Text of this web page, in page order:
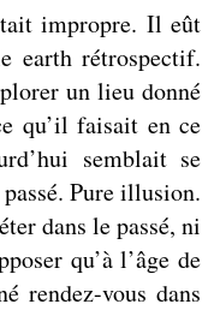
impropre. Il eût
earth rétrospectif.
un lieu donné
qu’il faisait en ce
semblait se
Pure illusion.
dans le passé, ni
qu’à l’âge de
rendez-vous dans